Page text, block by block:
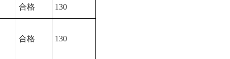
合格 130
合格 130